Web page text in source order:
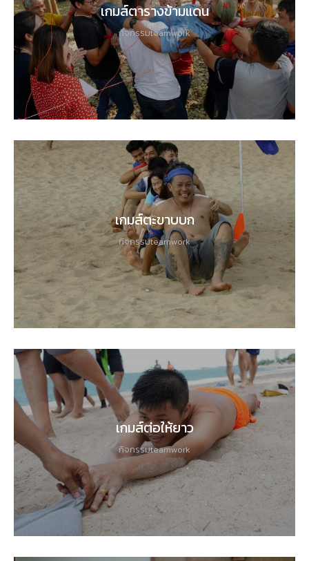
เกมส์ตารางข้ามแดน
กิจกรรมteamwork
เกมส์ตะขาบบก
กิจกรรมteamwork
เกมส์ต่อให้ยาว
กิจกรรมteamwork